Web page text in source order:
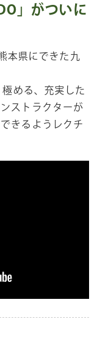
」がついに
本県にできた九
める、充実した
ストラクターが
きるようレクチ